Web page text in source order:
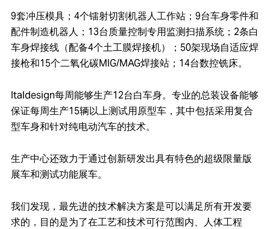
9套冲压模具；4个镭射切割机器人工作站；9台车身零件和
配件制造机器人；13台质量控制专用监测扫描系统；2条白
车身焊接线（配备4个土工膜焊接机）；50架现场自适应焊
接枪和15个二氧化碳MIG/MAG焊接站；14台数控铣床。
Italdesign每周能够生产12台白车身。专业的总装设备能够
保证每周生产15辆以上测试用原型车，其中包括采用复合
型车身和针对纯电动汽车的技术。
生产中心还致力于通过创新研发出具有特色的超级限量版
展车和测试功能展车。
我们发现，最先进的技术解决方案是可以满足所有开发要
求的，目的是为了在工艺和技术可行范围内、人体工程